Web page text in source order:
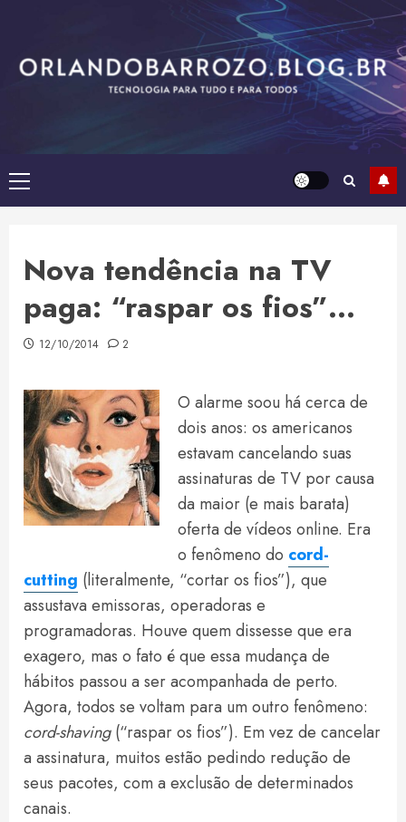
content
Primary
Menu
Nova tendência na TV
paga: “raspar os fios”…
12/10/2014 2
O alarme soou há cerca de
dois anos: os americanos
estavam cancelando suas
assinaturas de TV por causa
da maior (e mais barata)
oferta de vídeos online. Era
o fenômeno do cord-
cutting (literalmente, “cortar os fios”), que
assustava emissoras, operadoras e
programadoras. Houve quem dissesse que era
exagero, mas o fato é que essa mudança de
hábitos passou a ser acompanhada de perto.
Agora, todos se voltam para um outro fenômeno:
cord-shaving(“raspar os fios”). Em vez de cancelar
a assinatura, muitos estão pedindo redução de
seus pacotes, com a exclusão de determinados
canais.